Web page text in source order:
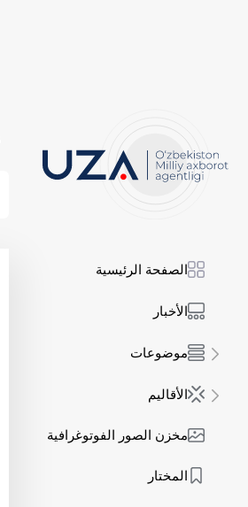
الصفحة الرئيسية
الأخبار
موضوعات
الأقاليم
مخزن الصور الفوتوغرافية
المختار